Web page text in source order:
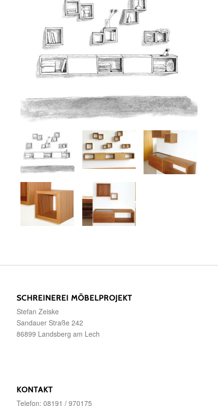
SCHREINEREI MÖBELPROJEKT
Stefan Zeiske
Sandauer Straße 242
86899 Landsberg am Lech
KONTAKT
Telefon: 08191 / 970175